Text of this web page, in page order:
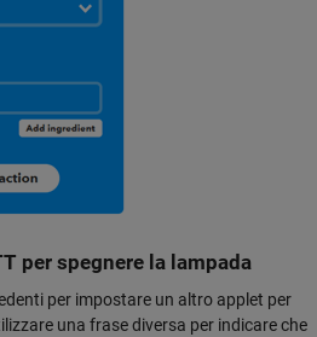
per spegnere la lampada
per impostare un altro applet per
una frase diversa per indicare che